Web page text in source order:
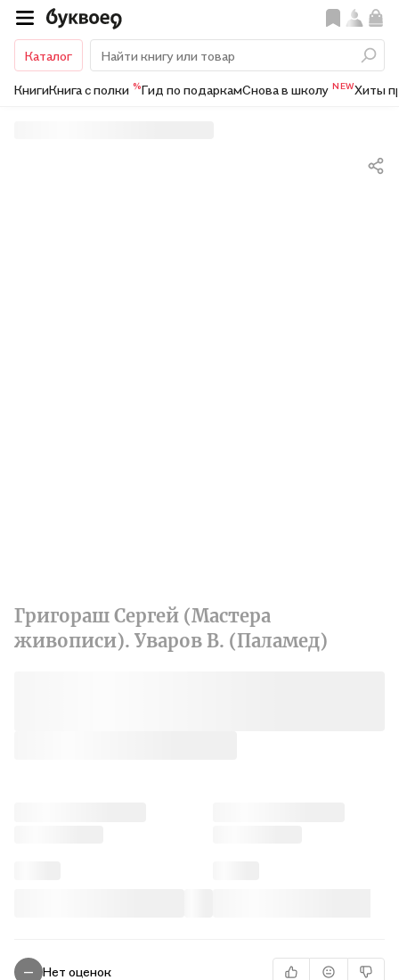
Каталог
КнигиКнига с полки %Гид по подаркамСнова в школу NEWХиты
Григораш Сергей (Мастера
живописи). Уваров В. (Паламед)
— Нет оценок